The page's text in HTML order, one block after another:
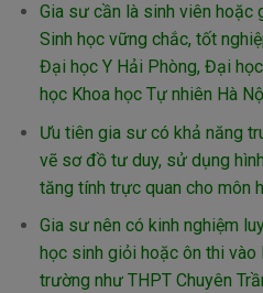
Gia sư cần là sinh viên hoặc
Sinh học vững chắc, tốt
Đại học Y Hải Phòng, Đại
học Khoa học Tự nhiên Hà
Ưu tiên gia sư có khả năng
vẽ sơ đồ tư duy, sử dụng
tăng tính trực quan cho môn
Gia sư nên có kinh nghiệm
học sinh giỏi hoặc ôn thi
trường như THPT Chuyên